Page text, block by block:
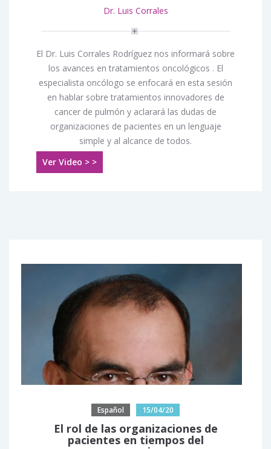
Dr. Luis Corrales
El Dr. Luis Corrales Rodríguez nos informará sobre
los avances en tratamientos oncológicos . El
especialista oncólogo se enfocará en esta sesión
en hablar sobre tratamientos innovadores de
cancer de pulmón y aclarará las dudas de
organizaciones de pacientes en un lenguaje
simple y al alcance de todos.
Ver Video > >
Español 15/04/20
El rol de las organizaciones de
pacientes en tiempos del